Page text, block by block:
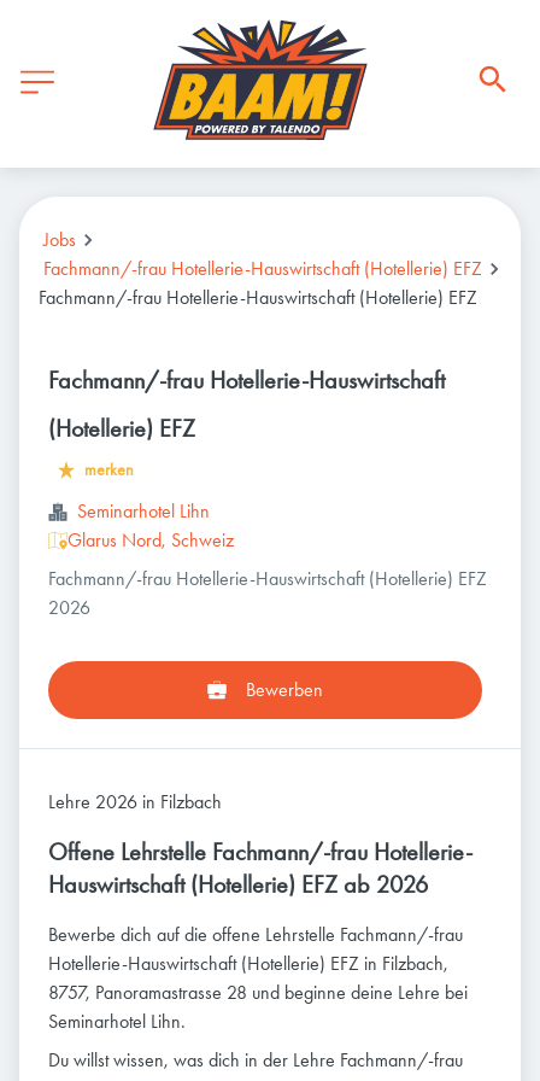
Jobs
Fachmann/-frau Hotellerie-Hauswirtschaft (Hotellerie) EFZ
Fachmann/-frau Hotellerie-Hauswirtschaft (Hotellerie) EFZ
Fachmann/-frau Hotellerie-Hauswirtschaft
(Hotellerie) EFZ
merken
Seminarhotel Lihn
Glarus Nord, Schweiz
Fachmann/-frau Hotellerie-Hauswirtschaft (Hotellerie) EFZ
2026
Bewerben
Lehre 2026 in Filzbach
Offene Lehrstelle Fachmann/-frau Hotellerie-
Hauswirtschaft (Hotellerie) EFZ ab 2026
Bewerbe dich auf die offene Lehrstelle Fachmann/-frau
Hotellerie-Hauswirtschaft (Hotellerie) EFZ in Filzbach,
8757, Panoramastrasse 28 und beginne deine Lehre bei
Seminarhotel Lihn.
Du willst wissen, was dich in der Lehre Fachmann/-frau